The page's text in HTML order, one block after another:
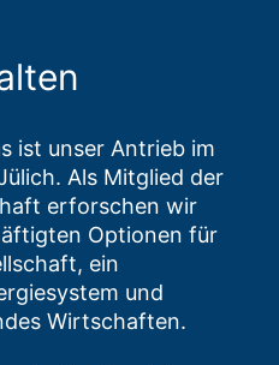
ist unser Antrieb im
Als Mitglied der
erforschen wir
Optionen für
ein
und
Wirtschaften.